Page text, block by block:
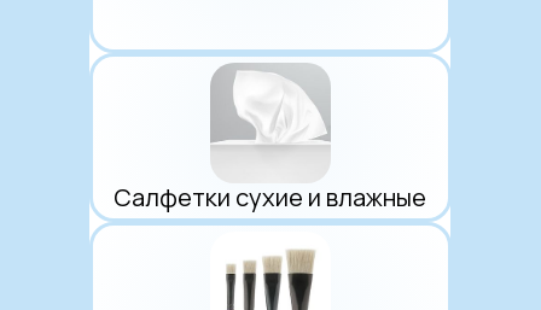
Салфетки сухие и влажные